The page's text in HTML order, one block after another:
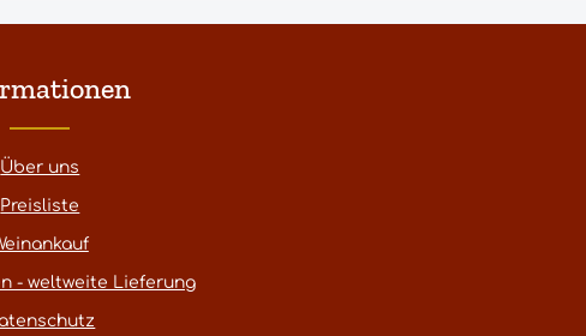
Über uns
Preisliste
- weltweite Lieferung